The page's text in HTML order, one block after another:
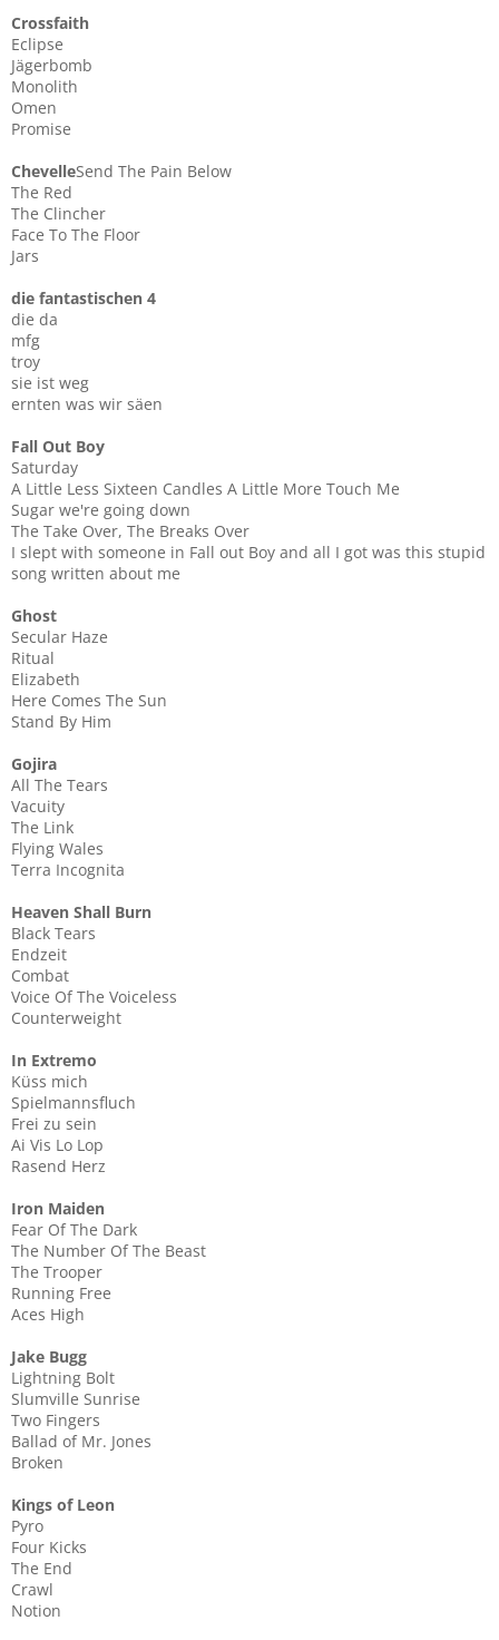
Crossfaith
Eclipse
Jägerbomb
Monolith
Omen
Promise
ChevelleSend The Pain Below
The Red
The Clincher
Face To The Floor
Jars
die fantastischen 4
die da
mfg
troy
sie ist weg
ernten was wir säen
Fall Out Boy
Saturday
A Little Less Sixteen Candles A Little More Touch Me
Sugar we're going down
The Take Over, The Breaks Over
I slept with someone in Fall out Boy and all I got was this stupid
song written about me
Ghost
Secular Haze
Ritual
Elizabeth
Here Comes The Sun
Stand By Him
Gojira
All The Tears
Vacuity
The Link
Flying Wales
Terra Incognita
Heaven Shall Burn
Black Tears
Endzeit
Combat
Voice Of The Voiceless
Counterweight
In Extremo
Küss mich
Spielmannsfluch
Frei zu sein
Ai Vis Lo Lop
Rasend Herz
Iron Maiden
Fear Of The Dark
The Number Of The Beast
The Trooper
Running Free
Aces High
Jake Bugg
Lightning Bolt
Slumville Sunrise
Two Fingers
Ballad of Mr. Jones
Broken
Kings of Leon
Pyro
Four Kicks
The End
Crawl
Notion